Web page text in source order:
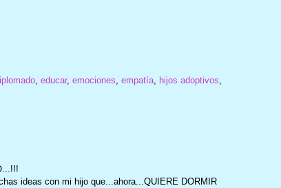
, educar, emociones empatía, hijos adoptivos
ideas con mi hijo que...ahora...QUIERE DORMIR